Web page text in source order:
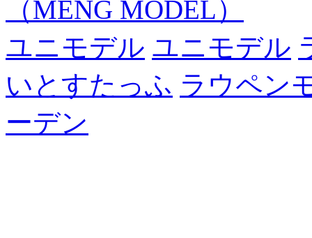
（MENG MODEL）
ユニモデル ユニモデル
いとすたっふ ラウペン
ーデン